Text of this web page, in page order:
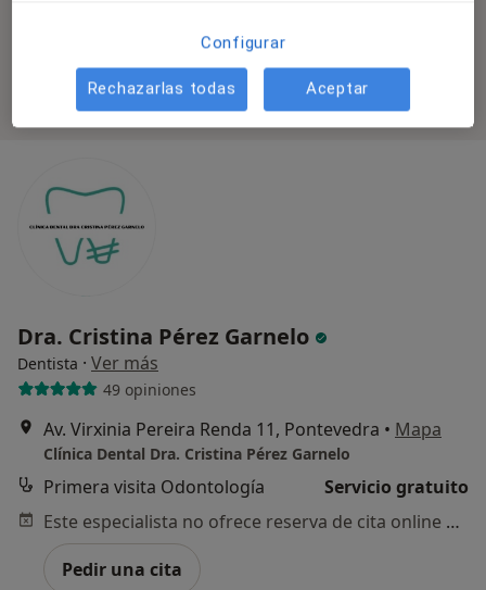
Estos especialistas se encuentran fuera de
Villagarcía de Arosa, Pontevedra, en zonas cercanas
a tu búsqueda
Dra. Cristina Pérez Garnelo
Dentista · Ver más
49 opiniones
Av. Virxinia Pereira Renda 11, Pontevedra • Mapa
Clínica Dental Dra. Cristina Pérez Garnelo
Primera visita Odontología
Servicio gratuito
Este especialista no ofrece reserva de cita online en esta dirección.
Pedir una cita
Configurar
Rechazarlas todas Aceptar